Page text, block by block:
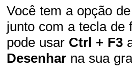
Você tem a opção
junto com a tecla de
pode usar Ctrl + F3
Desenhar na sua